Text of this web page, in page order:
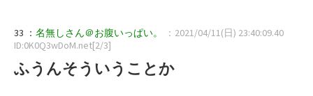
33 ： 名無しさん＠お腹いっぱい。
：2021/04/11(日) 23:40:09.40
ID:0K0Q3wDoM.net[2/3]
ふうんそういうことか